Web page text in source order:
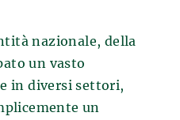
nazionale, della
un vasto
in diversi settori,
un